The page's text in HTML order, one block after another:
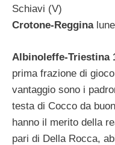
Schiavi (V)
Crotone-Reggina
Albinoleffe-Triestina
prima frazione di
vantaggio sono i
testa di Cocco da
hanno il merito della
pari di Della Rocca,